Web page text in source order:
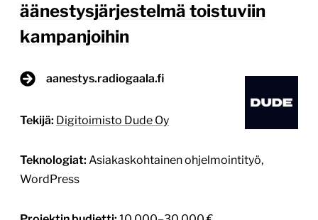
äänestysjärjestelmä toistuviin
kampanjoihin
aanestys.radiogaala.fi
Tekijä: Digitoimisto Dude Oy
Teknologiat: Asiakaskohtainen ohjelmointityö,
WordPress